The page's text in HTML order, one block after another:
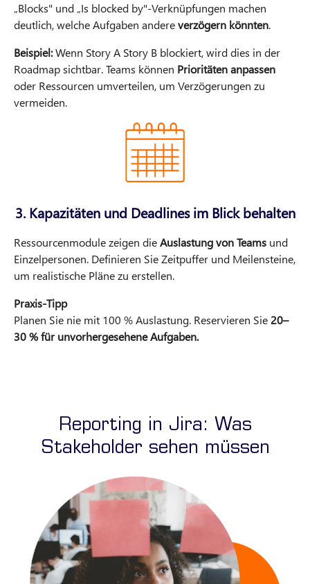
„Blocks" und „Is blocked by"-Verknüpfungen machen
deutlich, welche Aufgaben andereverzögern könnten.
Beispiel:Wenn Story A Story B blockiert, wird dies in der
Roadmap sichtbar. Teams können Prioritäten anpassen
oder Ressourcen umverteilen, um Verzögerungen zu
vermeiden.
3. Kapazitäten und Deadlines im Blick behalten
Ressourcenmodule zeigen dieAuslastung von Teams und
Einzelpersonen. Definieren Sie Zeitpuffer und Meilensteine,
um realistische Pläne zu erstellen.
Praxis-Tipp
Planen Sie nie mit 100 % Auslastung. Reservieren Sie 20–
30 % für unvorhergesehene Aufgaben.
Reporting in Jira: Was
Stakeholder sehen müssen